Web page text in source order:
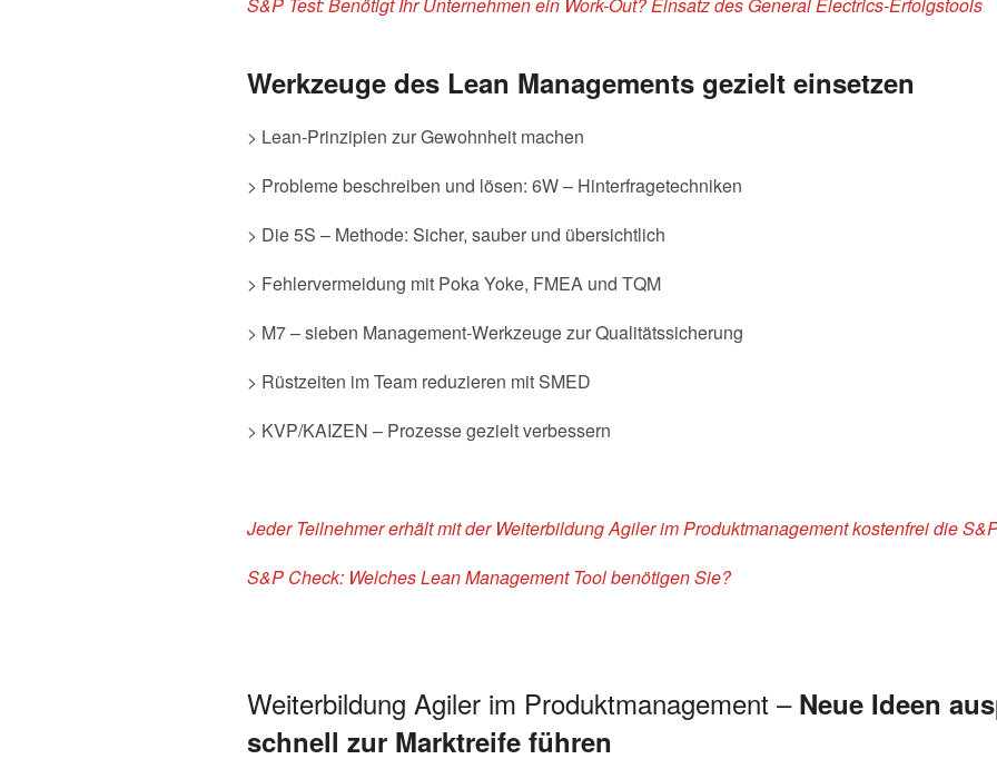
Werkzeuge des Lean Managements gezielt einsetzen
> Lean-Prinzipien zur Gewohnheit machen
> Probleme beschreiben und lösen: 6W – Hinterfragetechniken
> Die 5S – Methode: Sicher, sauber und übersichtlich
> Fehlervermeidung mit Poka Yoke, FMEA und TQM
> M7 – sieben Management-Werkzeuge zur Qualitätssicherung
> Rüstzeiten im Team reduzieren mit SMED
> KVP/KAIZEN – Prozesse gezielt verbessern
Jeder Teilnehmer erhält mit der Weiterbildung Agiler im Produktmanagement kostenfrei die
S&P Check: Welches Lean Management Tool benötigen Sie?
Weiterbildung Agiler im Produktmanagement – Neue Ideen
schnell zur Marktreife führen